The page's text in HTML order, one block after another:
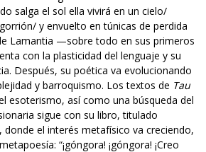
salga el sol ella vivirá en un cielo/
y envuelto en túnicas de perdida
Lamantia —sobre todo en sus primeros
con la plasticidad del lenguaje y su
Después, su poética va evolucionando
y barroquismo. Los textos de Tau
esoterismo, así como una búsqueda del
sigue con su libro, titulado
, donde el interés metafísico va creciendo,
“¡góngora! ¡góngora! ¡Creo